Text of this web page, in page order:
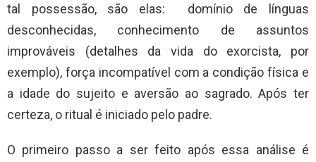
tal possessão, são elas: domínio de línguas
desconhecidas, conhecimento de assuntos
improváveis (detalhes da vida do exorcista, por
exemplo), força incompatível com a condição física e
a idade do sujeito e aversão ao sagrado. Após ter
certeza, o ritual é iniciado pelo padre.
O primeiro passo a ser feito após essa análise é